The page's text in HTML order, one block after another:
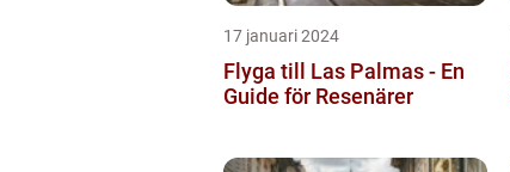
17 januari 2024
Flyga till Las Palmas - En
Guide för Resenärer